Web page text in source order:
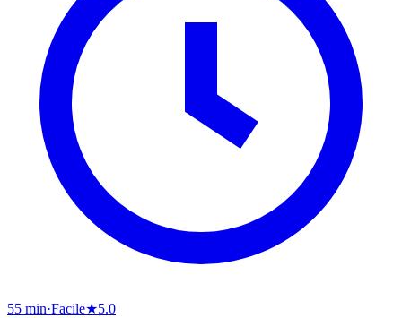
55 min·Facile★5.0